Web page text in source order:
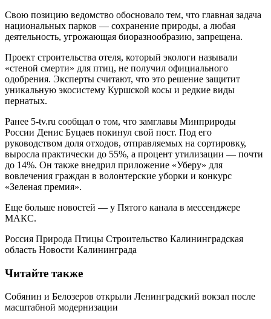
Свою позицию ведомство обосновало тем, что главная задача
национальных парков — сохранение природы, а любая
деятельность, угрожающая биоразнообразию, запрещена.
Проект строительства отеля, который экологи называли
«стеной смерти» для птиц, не получил официального
одобрения. Эксперты считают, что это решение защитит
уникальную экосистему Куршской косы и редкие виды
пернатых.
Ранее 5-tv.ru сообщал о том, что замглавы Минприроды
России Денис Буцаев покинул свой пост. Под его
руководством доля отходов, отправляемых на сортировку,
выросла практически до 55%, а процент утилизации — почти
до 14%. Он также внедрил приложение «Уберу» для
вовлечения граждан в волонтерские уборки и конкурс
«Зеленая премия».
Еще больше новостей — у Пятого канала в мессенджере
МАКС.
Россия Природа Птицы Строительство Калининградская
область Новости Калининграда
Читайте также
Собянин и Белозеров открыли Ленинградский вокзал после
масштабной модернизации